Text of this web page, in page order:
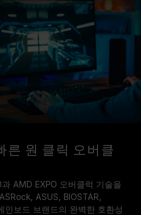
른 원 클릭 오버클
AMD EXPO 오버클럭 기술을
ASUS, BIOSTAR,
인보드 브랜드의 완벽한 호환성